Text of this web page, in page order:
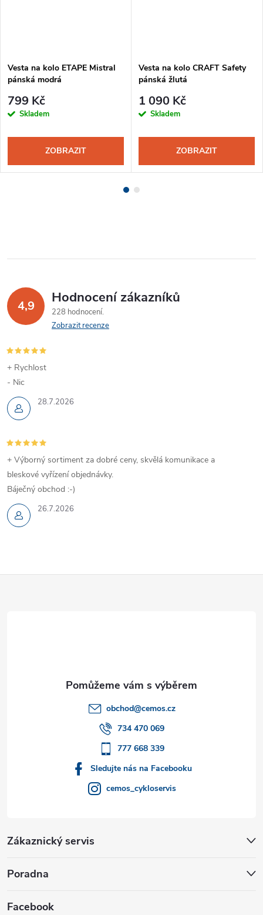
Vesta na kolo ETAPE Mistral
pánská modrá
799 Kč
Skladem
ZOBRAZIT
Vesta na kolo CRAFT Safety
pánská žlutá
1 090 Kč
Skladem
ZOBRAZIT
4,9 Hodnocení zákazníků
228 hodnocení
Zobrazit recenze
28.7.2026
+ Rychlost
- Nic
26.7.2026
+ Výborný sortiment za dobré ceny, skvělá komunikace a
bleskové vyřízení objednávky.
Báječný obchod :-)
obchod@cemos.cz
734 470 069
777 668 339
Sledujte nás na Facebooku
cemos_cykloservis
Zákaznický servis
Poradna
Facebook